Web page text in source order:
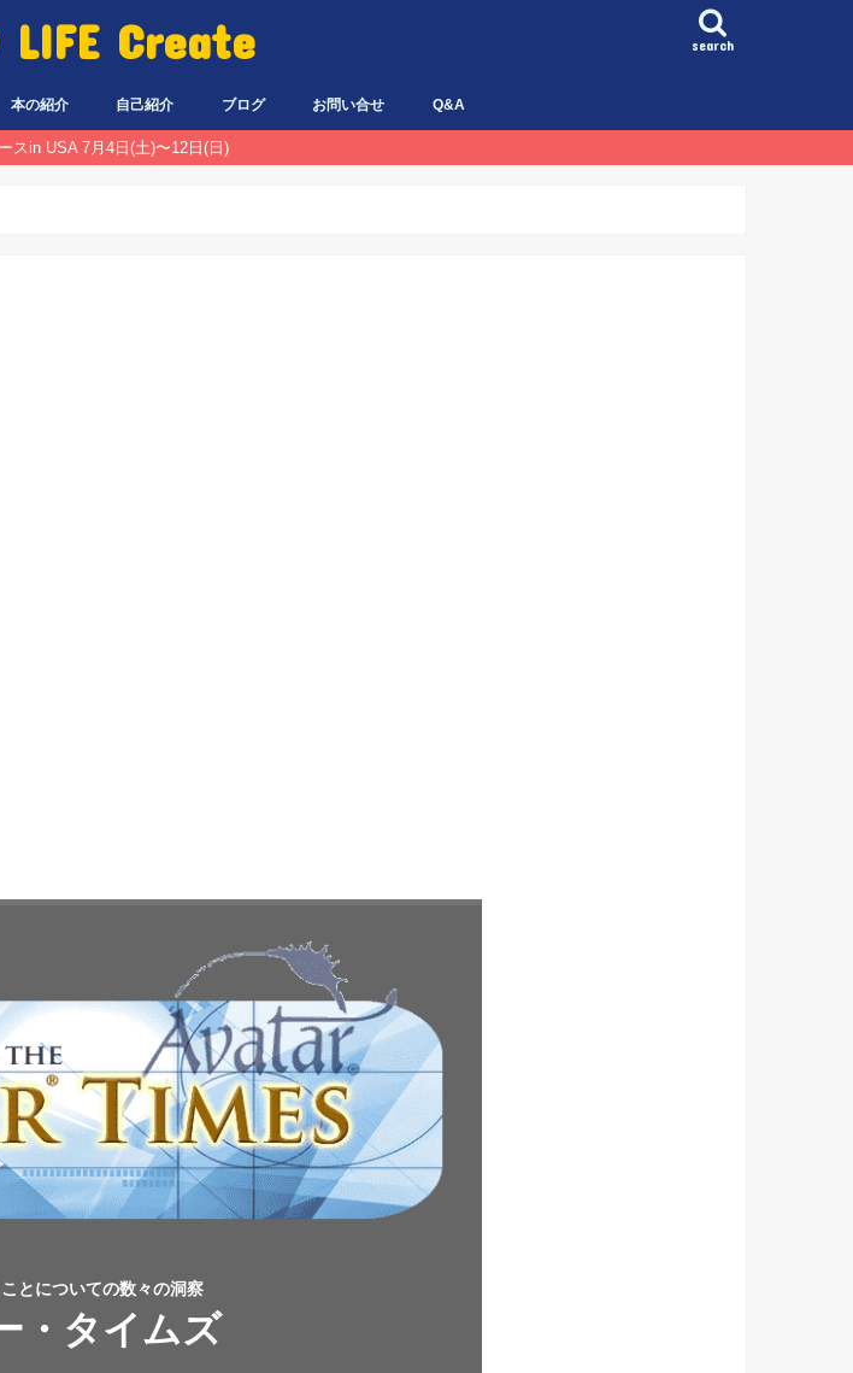
Create search
本の紹介 自己紹介 ブログ お問い合せ Q&A
スin USA 7月4日(土)〜12日(日)
とについての数々の洞察
・タイムズ